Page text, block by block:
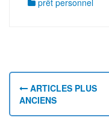
N
v
ARTICLES PLUS
ANCIENS